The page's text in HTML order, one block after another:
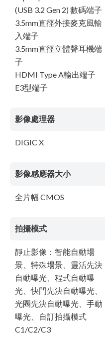
(USB 3.2 Gen 2) 數碼端子
3.5mm直徑外接麥克風輸
入端子
3.5mm直徑立體聲耳機端
子
HDMI Type A輸出端子
E3型端子
影像處理器
DIGIC X
影像感應器大小
全片幅 CMOS
拍攝模式
靜止影像：智能自動場
景、特殊場景、靈活先決
自動曝光、程式自動曝
光、快門先決自動曝光、
光圈先決自動曝光、手動
曝光、自訂拍攝模式
C1/C2/C3